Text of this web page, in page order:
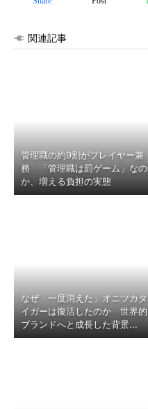
関連記事
管理職の約9割がプレイヤー兼
務 「管理職は罰ゲーム」なの
か、増える負担の実態
なぜ「一度消えた」オニツカタ
イガーは復活したのか 世界的
ブランドへと成長した背景...